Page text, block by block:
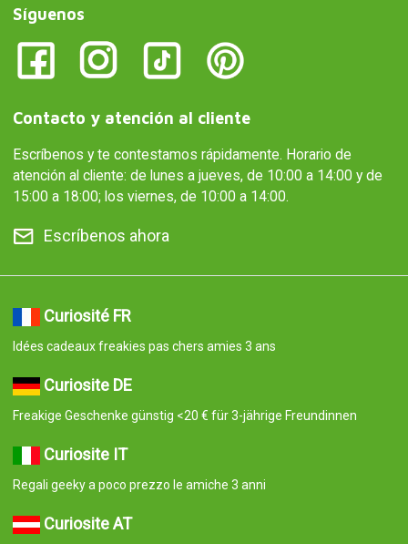
Síguenos
Contacto y atención al cliente
Escríbenos y te contestamos rápidamente. Horario de
atención al cliente: de lunes a jueves, de 10:00 a 14:00 y de
15:00 a 18:00; los viernes, de 10:00 a 14:00.
Escríbenos ahora
Curiosité FR
Idées cadeaux freakies pas chers amies 3 ans
Curiosite DE
Freakige Geschenke günstig <20 € für 3-jährige Freundinnen
Curiosite IT
Regali geeky a poco prezzo le amiche 3 anni
Curiosite AT